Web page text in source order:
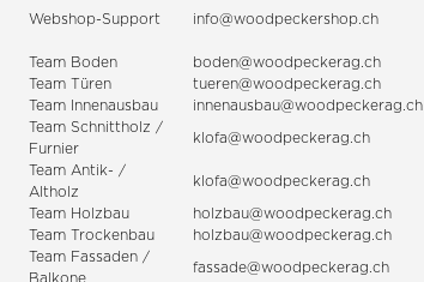
Webshop-Support info@woodpeckershop.ch
Team Boden
boden@woodpeckerag.ch
Team Türen
tueren@woodpeckerag.ch
Team Innenausbau
innenausbau@woodpeckerag.ch
Team Schnittholz /
Furnier
klofa@woodpeckerag.ch
Team Antik- /
Altholz
klofa@woodpeckerag.ch
Team Holzbau
holzbau@woodpeckerag.ch
Team Trockenbau
holzbau@woodpeckerag.ch
Team Fassaden /
Balkone
fassade@woodpeckerag.ch